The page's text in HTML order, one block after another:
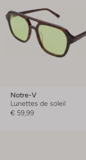
Notre-V
Lunettes de soleil
€ 59,99